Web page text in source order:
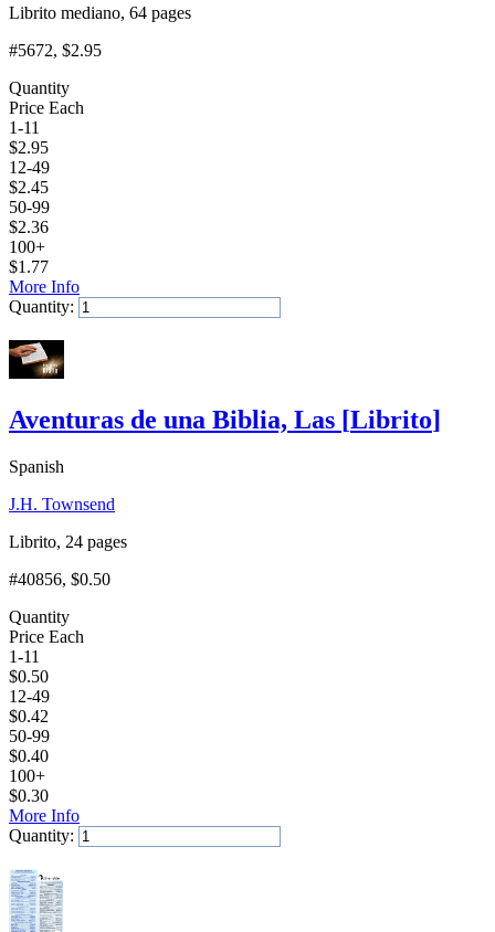
Librito mediano, 64 pages
#5672, $2.95
Quantity
Price Each
1-11
$2.95
12-49
$2.45
50-99
$2.36
100+
$1.77
More Info
Quantity:
Aventuras de una Biblia, Las [Librito]
Spanish
J.H. Townsend
Librito, 24 pages
#40856, $0.50
Quantity
Price Each
1-11
$0.50
12-49
$0.42
50-99
$0.40
100+
$0.30
More Info
Quantity: